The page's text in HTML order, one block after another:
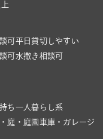
可 平日貸切しやすい
可 水撒き相談可
ち 一人暮らし系
庭・庭園 車庫・ガレージ